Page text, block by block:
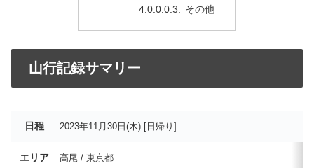
その他
山行記録サマリー
日程 2023年11月30日(木) [日帰り]
エリア 高尾 / 東京都